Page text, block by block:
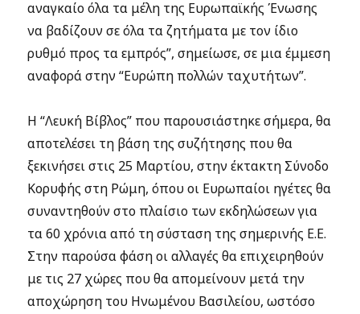
αναγκαίο όλα τα μέλη της Ευρωπαϊκής Ένωσης
να βαδίζουν σε όλα τα ζητήματα με τον ίδιο
ρυθμό προς τα εμπρός”, σημείωσε, σε μια έμμεση
αναφορά στην “Ευρώπη πολλών ταχυτήτων”.
Η “Λευκή Βίβλος” που παρουσιάστηκε σήμερα, θα
αποτελέσει τη βάση της συζήτησης που θα
ξεκινήσει στις 25 Μαρτίου, στην έκτακτη Σύνοδο
Κορυφής στη Ρώμη, όπου οι Ευρωπαίοι ηγέτες θα
συναντηθούν στο πλαίσιο των εκδηλώσεων για
τα 60 χρόνια από τη σύσταση της σημερινής Ε.Ε.
Στην παρούσα φάση οι αλλαγές θα επιχειρηθούν
με τις 27 χώρες που θα απομείνουν μετά την
αποχώρηση του Ηνωμένου Βασιλείου, ωστόσο